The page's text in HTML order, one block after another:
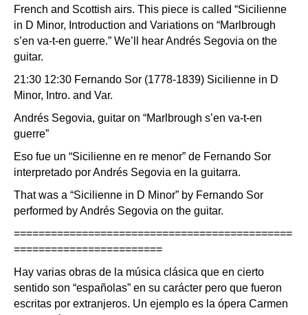
French and Scottish airs. This piece is called “Sicilienne
in D Minor, Introduction and Variations on “Marlbrough
s’en va-t-en guerre.” We’ll hear Andrés Segovia on the
guitar.
21:30 12:30 Fernando Sor (1778-1839) Sicilienne in D
Minor, Intro. and Var.
Andrés Segovia, guitar on “Marlbrough s’en va-t-en
guerre”
Eso fue un “Sicilienne en re menor” de Fernando Sor
interpretado por Andrés Segovia en la guitarra.
That was a “Sicilienne in D Minor” by Fernando Sor
performed by Andrés Segovia on the guitar.
=============================================
========================
Hay varias obras de la música clásica que en cierto
sentido son “españolas” en su carácter pero que fueron
escritas por extranjeros. Un ejemplo es la ópera Carmen